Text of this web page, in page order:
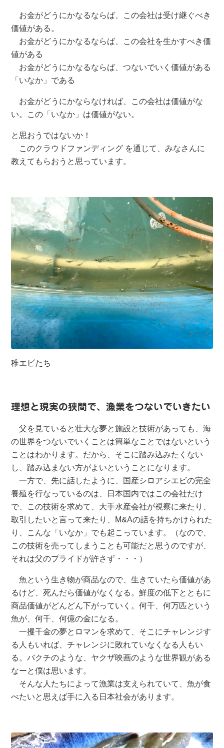
お金がどうにかなるならば、この会社は受け継ぐべき
価値がある。
お金がどうにかなるならば、この会社を生かすべき価
値がある
お金がどうにかなるならば、つないでいく価値がある
「いなか」である
お金がどうにかならなければ、この会社は価値がな
い。この「いなか」は価値がない。
と思おうではないか！
このクラウドファンディング を通じて、みなさんに
教えてもらおうと思っています。
稚エビたち
理想と現実の狭間で、漁業をつないでいきたい
父を見ていると壮大な夢と施設と技術があっても、海
の世界をつないでいくことは簡単なことではないという
ことはわかります。だから、そこに踏み込みたくない
し、踏み込まない方がよいということになります。
一方で、先に話したように、国産シロアシエビの完全
養殖を行なっているのは、日本国内ではこの会社だけ
で、この技術を求めて、大手水産会社が視察に来たり、
取引したいと言って来たり、M&Aの話を持ちかけられた
り、こんな「いなか」でも起こっています。（なので、
この技術を売ってしまうことも可能だと思うのですが、
それは父のプライドが許さず・・・）
魚という生き物が商品なので、生きていたら価値があ
るけど、死んだら価値がなくなる。鮮度の低下とともに
商品価値がどんどん下がっていく。何千、何万匹という
魚が、何千、何億の金になる。
一攫千金の夢とロマンを求めて、そこにチャレンジす
る人もいれば、チャレンジに敗れていなくなる人もい
る。バクチのような、ヤクザ映画のような世界観がある
なーと僕は思います。
そんな人たちによって漁業は支えられていて、魚が食
べたいと思えば手に入る日本社会があります。